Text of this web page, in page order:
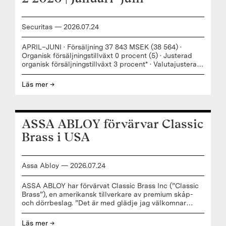
Securitas — 2026.07.24
APRIL–JUNI · Försäljning 37 843 MSEK (38 564) ·
Organisk försäljningstillväxt 0 procent (5) · Justerad
organisk försäljningstillväxt 3 procent* · Valutajusterad
försäljningstillväxt inom teknik och säkerhetslösningar
5 procent (4) · Rörelseresultat före avskrivningar 2 824
jämförelsestörande poster 2,94 SEK (2,79) · Rörelsens
kassaflöde 87 procent (106)
Läs mer →
ASSA ABLOY förvärvar Classic
Brass i USA
Assa Abloy — 2026.07.24
ASSA ABLOY har förvärvat Classic Brass Inc (”Classic
Brass”), en amerikansk tillverkare av premium skåp-
och dörrbeslag. ”Det är med glädje jag välkomnar
Classic Brass till ASSA ABLOY. Detta förvärv ligger i
linje med vår strategi att stärka vår position på mogna
Läs mer →